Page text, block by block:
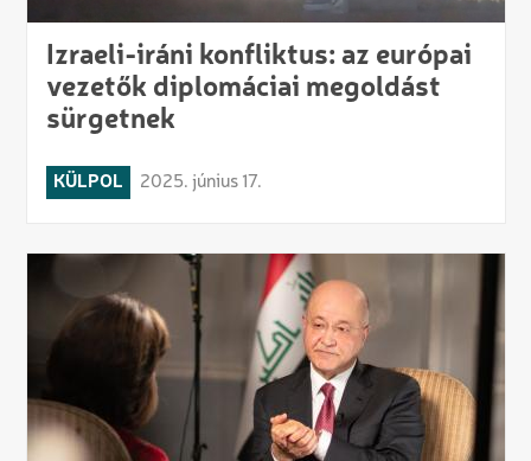
Izraeli-iráni konfliktus: az európai
vezetők diplomáciai megoldást
sürgetnek
KÜLPOL 2025. június 17.